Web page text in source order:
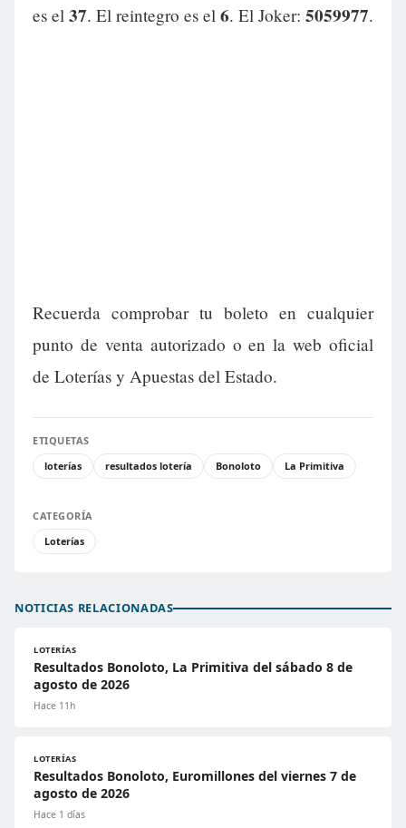
es el 37. El reintegro es el 6. El Joker: 5059977.
Recuerda comprobar tu boleto en cualquier
punto de venta autorizado o en la web oficial
de Loterías y Apuestas del Estado.
ETIQUETAS
loterías
resultados lotería Bonoloto La Primitiva
CATEGORÍA
Loterías
NOTICIAS RELACIONADAS
LOTERÍAS
Resultados Bonoloto, La Primitiva del sábado 8 de
agosto de 2026
Hace 11h
LOTERÍAS
Resultados Bonoloto, Euromillones del viernes 7 de
agosto de 2026
Hace 1 días